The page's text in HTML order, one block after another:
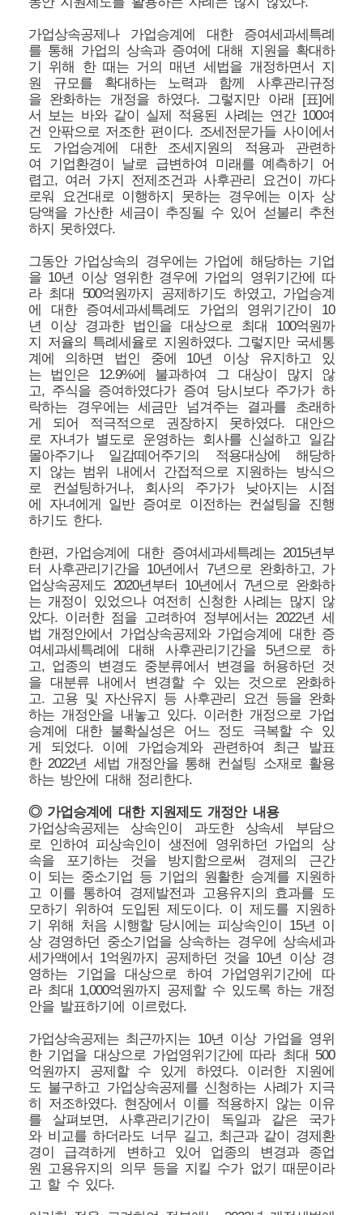
가업상속공제나 가업승계에 대한 증여세과세특례
를 통해 가업의 상속과 증여에 대해 지원을 확대하
기 위해 한 때는 거의 매년 세법을 개정하면서 지
원 규모를 확대하는 노력과 함께 사후관리규정
을 완화하는 개정을 하였다. 그렇지만 아래 [표]에
서 보는 바와 같이 실제 적용된 사례는 연간 100여
건 안팎으로 저조한 편이다. 조세전문가들 사이에서
도 가업승계에 대한 조세지원의 적용과 관련하
여 기업환경이 날로 급변하여 미래를 예측하기 어
렵고, 여러 가지 전제조건과 사후관리 요건이 까다
로워 요건대로 이행하지 못하는 경우에는 이자 상
당액을 가산한 세금이 추징될 수 있어 섣불리 추천
하지 못하였다.
그동안 가업상속의 경우에는 가업에 해당하는 기업
을 10년 이상 영위한 경우에 가업의 영위기간에 따
라 최대 500억원까지 공제하기도 하였고, 가업승계
에 대한 증여세과세특례도 가업의 영위기간이 10
년 이상 경과한 법인을 대상으로 최대 100억원까
지 저율의 특례세율로 지원하였다. 그렇지만 국세통
계에 의하면 법인 중에 10년 이상 유지하고 있
는 법인은 12.9%에 불과하여 그 대상이 많지 않
고, 주식을 증여하였다가 증여 당시보다 주가가 하
락하는 경우에는 세금만 넘겨주는 결과를 초래하
게 되어 적극적으로 권장하지 못하였다. 대안으
로 자녀가 별도로 운영하는 회사를 신설하고 일감
몰아주기나 일감떼어주기의 적용대상에 해당하
지 않는 범위 내에서 간접적으로 지원하는 방식으
로 컨설팅하거나, 회사의 주가가 낮아지는 시점
에 자녀에게 일반 증여로 이전하는 컨설팅을 진행
하기도 한다.
한편, 가업승계에 대한 증여세과세특례는 2015년부
터 사후관리기간을 10년에서 7년으로 완화하고, 가
업상속공제도 2020년부터 10년에서 7년으로 완화하
는 개정이 있었으나 여전히 신청한 사례는 많지 않
았다. 이러한 점을 고려하여 정부에서는 2022년 세
법 개정안에서 가업상속공제와 가업승계에 대한 증
여세과세특례에 대해 사후관리기간을 5년으로 하
고, 업종의 변경도 중분류에서 변경을 허용하던 것
을 대분류 내에서 변경할 수 있는 것으로 완화하
고. 고용 및 자산유지 등 사후관리 요건 등을 완화
하는 개정안을 내놓고 있다. 이러한 개정으로 가업
승계에 대한 불확실성은 어느 정도 극복할 수 있
게 되었다. 이에 가업승계와 관련하여 최근 발표
한 2022년 세법 개정안을 통해 컨설팅 소재로 활용
하는 방안에 대해 정리한다.
◎ 가업승계에 대한 지원제도 개정안 내용
가업상속공제는 상속인이 과도한 상속세 부담으
로 인하여 피상속인이 생전에 영위하던 가업의 상
속을 포기하는 것을 방지함으로써 경제의 근간
이 되는 중소기업 등 기업의 원활한 승계를 지원하
고 이를 통하여 경제발전과 고용유지의 효과를 도
모하기 위하여 도입된 제도이다. 이 제도를 지원하
기 위해 처음 시행할 당시에는 피상속인이 15년 이
상 경영하던 중소기업을 상속하는 경우에 상속세과
세가액에서 1억원까지 공제하던 것을 10년 이상 경
영하는 기업을 대상으로 하여 가업영위기간에 따
라 최대 1,000억원까지 공제할 수 있도록 하는 개정
안을 발표하기에 이르렀다.
가업상속공제는 최근까지는 10년 이상 가업을 영위
한 기업을 대상으로 가업영위기간에 따라 최대 500
억원까지 공제할 수 있게 하였다. 이러한 지원에
도 불구하고 가업상속공제를 신청하는 사례가 지극
히 저조하였다. 현장에서 이를 적용하지 않는 이유
를 살펴보면, 사후관리기간이 독일과 같은 국가
와 비교를 하더라도 너무 길고, 최근과 같이 경제환
경이 급격하게 변하고 있어 업종의 변경과 종업
원 고용유지의 의무 등을 지킬 수가 없기 때문이라
고 할 수 있다.